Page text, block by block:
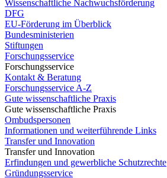
Wissenschaftliche Nachwuchsförderung
DFG
EU-Förderung im Überblick
Bundesministerien
Stiftungen
Forschungsservice
Forschungsservice
Kontakt & Beratung
Forschungsservice A-Z
Gute wissenschaftliche Praxis
Gute wissenschaftliche Praxis
Ombudspersonen
Informationen und weiterführende Links
Transfer und Innovation
Transfer und Innovation
Erfindungen und gewerbliche Schutzrechte
Gründungsservice